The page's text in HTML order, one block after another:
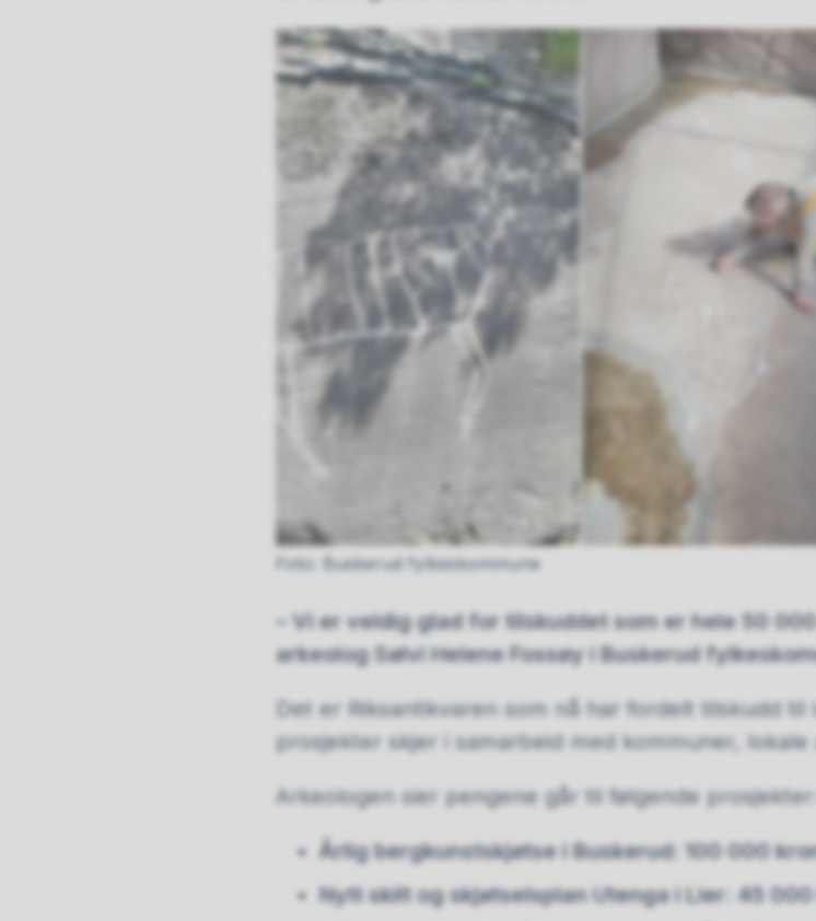
Buskerud fylkeskommune
– Vi er veldig glad for tilskuddet som er hele 50
arkeolog Sølvi Helene Fossøy i Buskerud
Det er Riksantikvaren som nå har fordelt tilskudd
prosjekter skjer i samarbeid med kommuner, lokale
Arkeologen sier pengene går til følgende prosjekter:
Årlig bergkunstskjøtse i Buskerud: 100 000
Nytt skilt og skjøtselsplan Utenga i Lier: 45